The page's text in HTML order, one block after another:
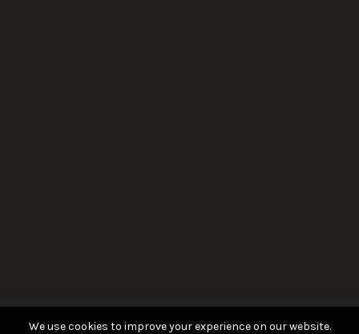
We use cookies to improve your experience on our website.